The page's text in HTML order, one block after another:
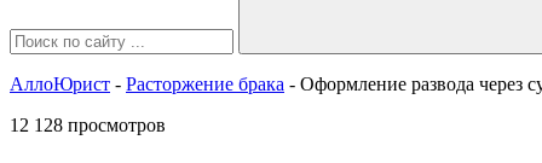
АллоЮрист - Расторжение брака - Оформление развода через
12 128 просмотров